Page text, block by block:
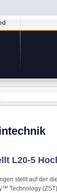
L20-5
stellt auf der
Technology